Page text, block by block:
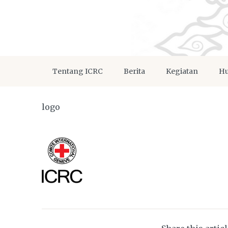
Tentang ICRC Berita Kegiatan
logo